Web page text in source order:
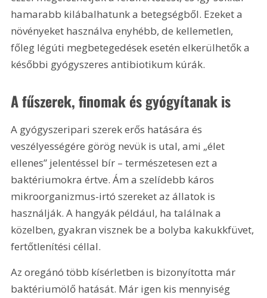
hamarabb kilábalhatunk a betegségből. Ezeket a
növényeket használva enyhébb, de kellemetlen,
főleg légúti megbetegedések esetén elkerülhetők a
későbbi gyógyszeres antibiotikum kúrák.
A fűszerek, finomak és gyógyítanak is
A gyógyszeripari szerek erős hatására és
veszélyességére görög nevük is utal, ami „élet
ellenes” jelentéssel bír – természetesen ezt a
baktériumokra értve. Ám a szelídebb káros
mikroorganizmus-irtó szereket az állatok is
használják. A hangyák például, ha találnak a
közelben, gyakran visznek be a bolyba kakukkfüvet,
fertőtlenítési céllal.
Az oregánó több kísérletben is bizonyította már
baktériumölő hatását. Már igen kis mennyiség